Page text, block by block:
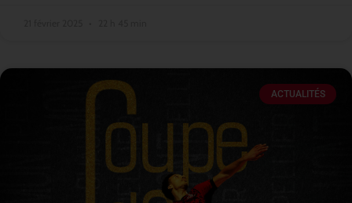
ACTUALITÉS